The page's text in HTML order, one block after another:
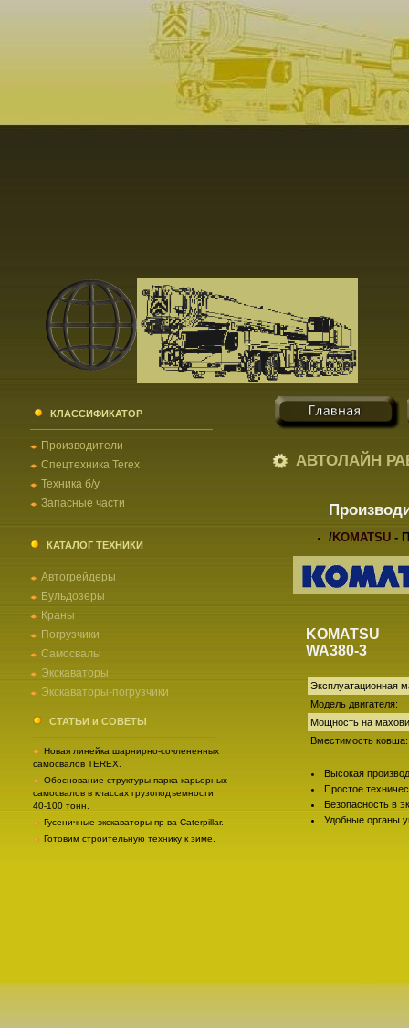
КЛАССИФИКАТОР
Производители
Спецтехника Terex
Техника б/у
Запасные части
КАТАЛОГ ТЕХНИКИ
Автогрейдеры
Бульдозеры
Краны
Погрузчики
Самосвалы
Экскаваторы
Экскаваторы-погрузчики
СТАТЬИ и СОВЕТЫ
Новая линейка шарнирно-сочлененных
самосвалов TEREX.
Обоснование структуры парка карьерных
самосвалов в классах грузоподъемности
40-100 тонн.
Гусеничные экскаваторы пр-ва Caterpillar.
Готовим строительную технику к зиме.
АВТОЛАЙН
/KOMATSU -
KOMATSU
WA380-3
Эксплуатационная
Модель двигателя:
Мощность на
Вместимость ковша:
Высокая
Простое
Безопасность в
Удобные органы